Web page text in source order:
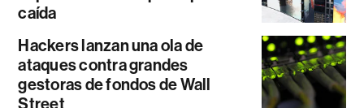
caída
Hackers lanzan una ola de
ataques contra grandes
gestoras de fondos de Wall
Street